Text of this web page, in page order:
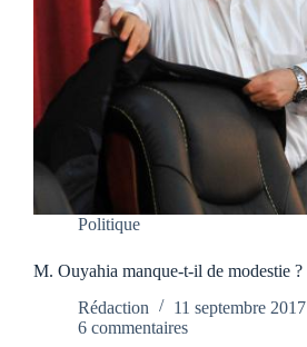
Politique
M. Ouyahia manque-t-il de modestie ?
Rédaction
11 septembre 2017
6 commentaires